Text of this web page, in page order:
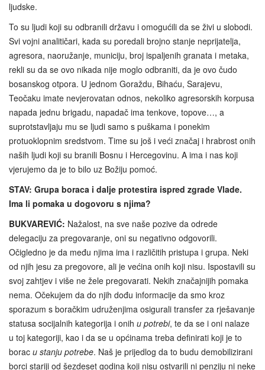
ljudske.
To su ljudi koji su odbranili državu i omogućili da se živi u slobodi.
Svi vojni analitičari, kada su poredali brojno stanje neprijatelja,
agresora, naoružanje, municiju, broj ispaljenih granata i metaka,
rekli su da se ovo nikada nije moglo odbraniti, da je ovo čudo
bosanskog otpora. U jednom Goraždu, Bihaću, Sarajevu,
Teočaku imate nevjerovatan odnos, nekoliko agresorskih korpusa
napada jednu brigadu, napadač ima tenkove, topove…, a
suprotstavljaju mu se ljudi samo s puškama i ponekim
protuoklopnim sredstvom. Time su još i veći značaj i hrabrost onih
naših ljudi koji su branili Bosnu i Hercegovinu. A ima i nas koji
vjerujemo da je to bilo uz Božiju pomoć.
STAV: Grupa boraca i dalje protestira ispred zgrade Vlade.
Ima li pomaka u dogovoru s njima?
BUKVAREVIĆ: Nažalost, na sve naše pozive da odrede
delegaciju za pregovaranje, oni su negativno odgovorili.
Očigledno je da među njima ima i različitih pristupa i grupa. Neki
od njih jesu za pregovore, ali je većina onih koji nisu. Ispostavili su
svoj zahtjev i više ne žele pregovarati. Nekih značajnijih pomaka
nema. Očekujem da do njih dođu informacije da smo kroz
sporazum s boračkim udruženjima osigurali transfer za rješavanje
statusa socijalnih kategorija i onih u potrebi, te da se i oni nalaze
u toj kategoriji, kao i da se u općinama treba definirati koji je to
borac u stanju potrebe. Naš je prijedlog da to budu demobilizirani
borci stariji od šezdeset godina koji nisu ostvarili ni penziju ni neke